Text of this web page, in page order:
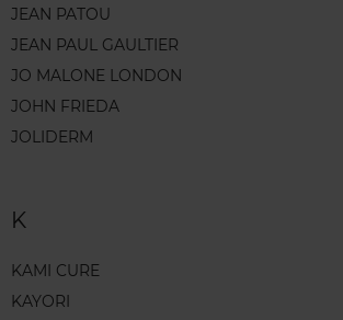
JEAN PATOU
JEAN PAUL GAULTIER
JO MALONE LONDON
JOHN FRIEDA
JOLIDERM
K
KAMI CURE
KAYORI